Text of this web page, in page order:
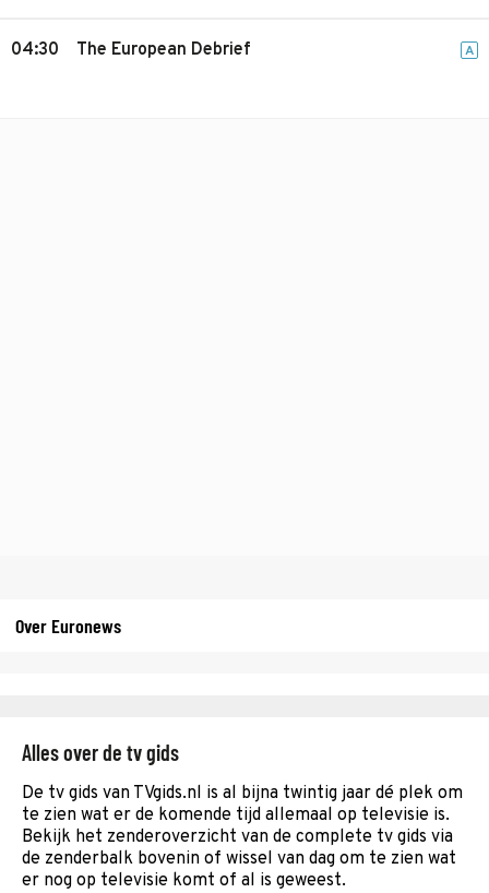
04:30 The European Debrief A
Over Euronews
Alles over de tv gids
De tv gids van TVgids.nl is al bijna twintig jaar dé plek om
te zien wat er de komende tijd allemaal op televisie is.
Bekijk het zenderoverzicht van de complete tv gids via
de zenderbalk bovenin of wissel van dag om te zien wat
er nog op televisie komt of al is geweest.